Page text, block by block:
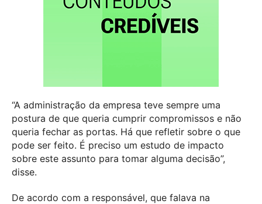
“A administração da empresa teve sempre uma
postura de que queria cumprir compromissos e não
queria fechar as portas. Há que refletir sobre o que
pode ser feito. É preciso um estudo de impacto
sobre este assunto para tomar alguma decisão”,
disse.
De acordo com a responsável, que falava na